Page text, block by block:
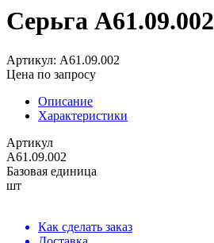
Серьга А61.09.002
Артикул: А61.09.002
Цена по запросу
Описание
Характеристики
Артикул
А61.09.002
Базовая единица
шт
Как сделать заказ